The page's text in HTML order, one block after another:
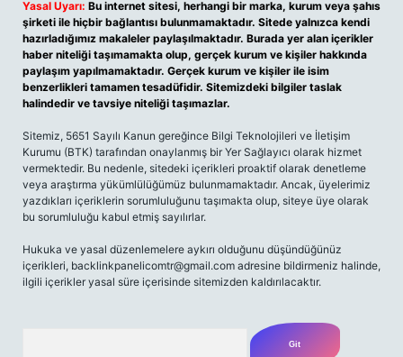
Yasal Uyarı: Bu internet sitesi, herhangi bir marka, kurum veya şahıs
şirketi ile hiçbir bağlantısı bulunmamaktadır. Sitede yalnızca kendi
hazırladığımız makaleler paylaşılmaktadır. Burada yer alan içerikler
haber niteliği taşımamakta olup, gerçek kurum ve kişiler hakkında
paylaşım yapılmamaktadır. Gerçek kurum ve kişiler ile isim
benzerlikleri tamamen tesadüfidir. Sitemizdeki bilgiler taslak
halindedir ve tavsiye niteliği taşımazlar.
Sitemiz, 5651 Sayılı Kanun gereğince Bilgi Teknolojileri ve İletişim
Kurumu (BTK) tarafından onaylanmış bir Yer Sağlayıcı olarak hizmet
vermektedir. Bu nedenle, sitedeki içerikleri proaktif olarak denetleme
veya araştırma yükümlülüğümüz bulunmamaktadır. Ancak, üyelerimiz
yazdıkları içeriklerin sorumluluğunu taşımakta olup, siteye üye olarak
bu sorumluluğu kabul etmiş sayılırlar.
Hukuka ve yasal düzenlemelere aykırı olduğunu düşündüğünüz
içerikleri, backlinkpanelicomtr@gmail.com adresine bildirmeniz halinde,
ilgili içerikler yasal süre içerisinde sitemizden kaldırılacaktır.